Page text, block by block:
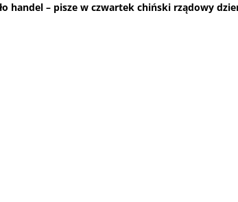
handel – pisze w czwartek chiński rządowy